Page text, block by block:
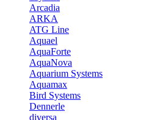
Arcadia
ARKA
ATG Line
Aquael
AquaForte
AquaNova
Aquarium Systems
Aquamax
Bird Systems
Dennerle
diversa